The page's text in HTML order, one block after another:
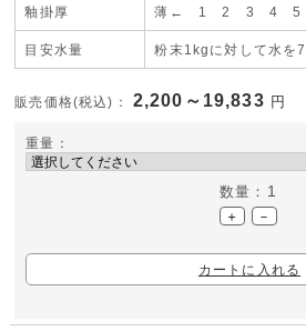
釉掛厚 薄← 12 3 4 5
目安水量 粉末1kgに対して水を
販売価格(税込)： 2,200～19,833 円
重量：
数量： 1
＋ －
カートに入れる